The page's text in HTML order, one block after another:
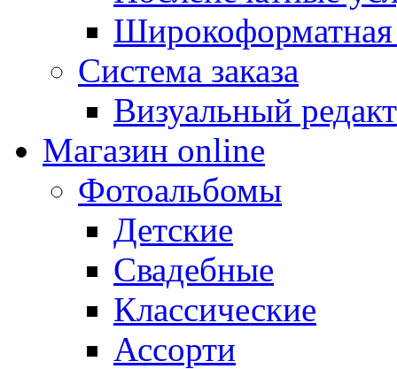
Широкоформатная
Система заказа
Визуальный
Магазин online
Фотоальбомы
Детские
Свадебные
Классические
Ассорти